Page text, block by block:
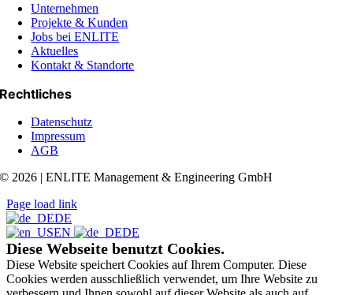
Unternehmen
Projekte & Kunden
Jobs bei ENLITE
Aktuelles
Kontakt & Standorte
Rechtliches
Datenschutz
Impressum
AGB
© 2026 | ENLITE Management & Engineering GmbH
Page load link
DE
EN
DE
Diese Webseite benutzt Cookies.
Diese Website speichert Cookies auf Ihrem Computer. Diese
Cookies werden ausschließlich verwendet, um Ihre Website zu